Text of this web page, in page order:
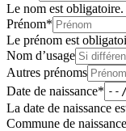
Le nom est obligatoire.
Prénom*
Le prénom est
Nom d’usage
Autres prénoms
Date de naissance*
La date de naissance
Commune de naissance